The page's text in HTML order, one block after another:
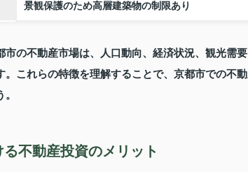
景観保護のため高層建築物の制限あり
市の不動産市場は、人口動向、経済状況、観光需
。これらの特徴を理解することで、京都市での不
不動産投資のメリット